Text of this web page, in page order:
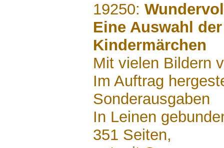
19250:
Eine Auswahl
Kindermärchen
Mit vielen Bildern
Im Auftrag
Sonderausgaben
In Leinen
351 Seiten,